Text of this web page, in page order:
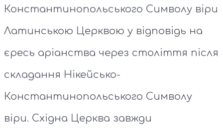
Константинопольського Символу віри
Латинською Церквою у відповідь на
єресь аріанства через століття після
складання Нікейсько-
Константинопольського Символу
віри. Східна Церква завжди